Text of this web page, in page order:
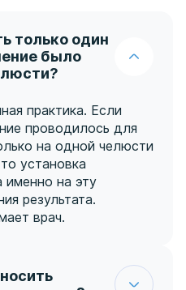
только один
было
практика. Если
проводилось для
на одной челюсти
установка
именно на эту
результата.
врач.